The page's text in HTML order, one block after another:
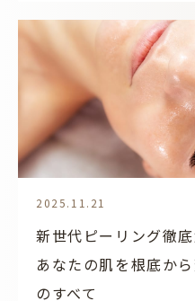
2025.11.21
新世代ピーリング徹
あなたの肌を根底か
のすべて